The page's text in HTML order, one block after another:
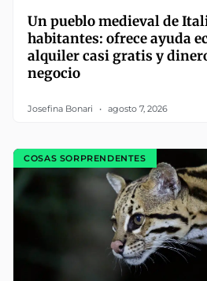
Un pueblo medieval de
habitantes: ofrece ayuda
alquiler casi gratis y
negocio
Josefina Bonari agosto 7, 2026
COSAS SORPRENDENTES